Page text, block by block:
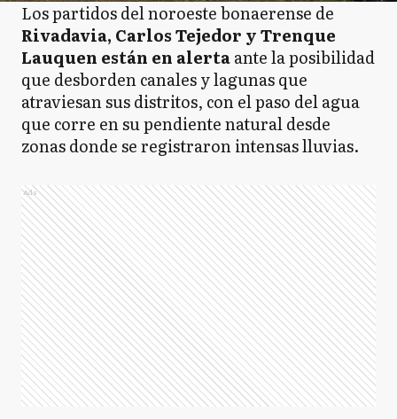
Los partidos del noroeste bonaerense de
Rivadavia, Carlos Tejedor y Trenque
Lauquen están en alertaante la posibilidad
que desborden canales y lagunas que
atraviesan sus distritos, con el paso del agua
que corre en su pendiente natural desde
zonas donde se registraron intensas lluvias.
Ads